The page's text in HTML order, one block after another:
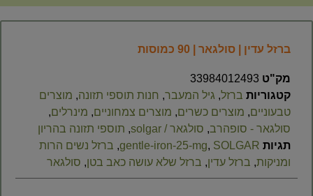
ברזל עדין | סולגאר | 90 כמוסות
מק"ט 33984012493
קטגוריות ברזל, גיל המעבר, חנות תוספי תזונה, מוצרים
טבעוניים, מוצרים כשרים, מוצרים צמחוניים, מינרלים,
סולגאר - סופהרב, סולגאר / solgar , תוספי תזונה בהריון
תגיות
gentle-iron-25-mg, SOLGAR
, ברזל נשים הרות
ומניקות, ברזל עדין, ברזל שלא עושה כאב בטן, סולגאר